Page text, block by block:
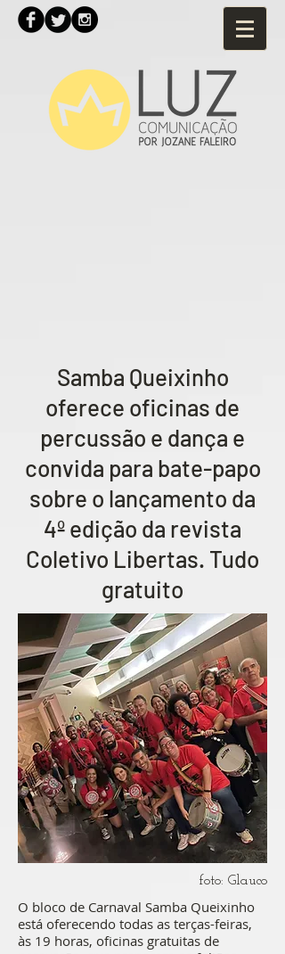
Samba Queixinho
oferece oficinas de
percussão e dança e
convida para bate-papo
sobre o lançamento da
4º edição da revista
Coletivo Libertas. Tudo
gratuito
foto: Glauco
O bloco de Carnaval Samba Queixinho
está oferecendo todas as terças-feiras,
às 19 horas, oficinas gratuitas de